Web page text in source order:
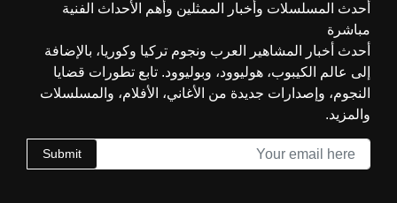
أحدث المسلسلات وأخبار الممثلين وأهم الأحداث الفنية
مباشرة
أحدث أخبار المشاهير العرب ونجوم تركيا وكوريا، بالإضافة
إلى عالم الكيبوب، هوليوود، وبوليوود. تابع تطورات قضايا
النجوم، وإصدارات جديدة من الأغاني، الأفلام، والمسلسلات
والمزيد.
Submit